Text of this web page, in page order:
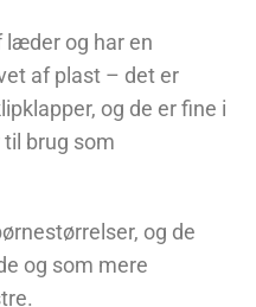
læder og har en
af plast – det er
og de er fine i
brug som
og de
og som mere